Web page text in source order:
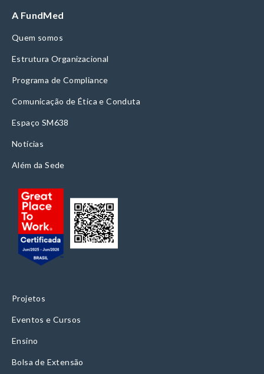
A FundMed
Quem somos
Estrutura Organizacional
Programa de Compliance
Comunicação de Ética e Conduta
Espaço SM638
Notícias
Além da Sede
Projetos
Eventos e Cursos
Ensino
Bolsa de Extensão